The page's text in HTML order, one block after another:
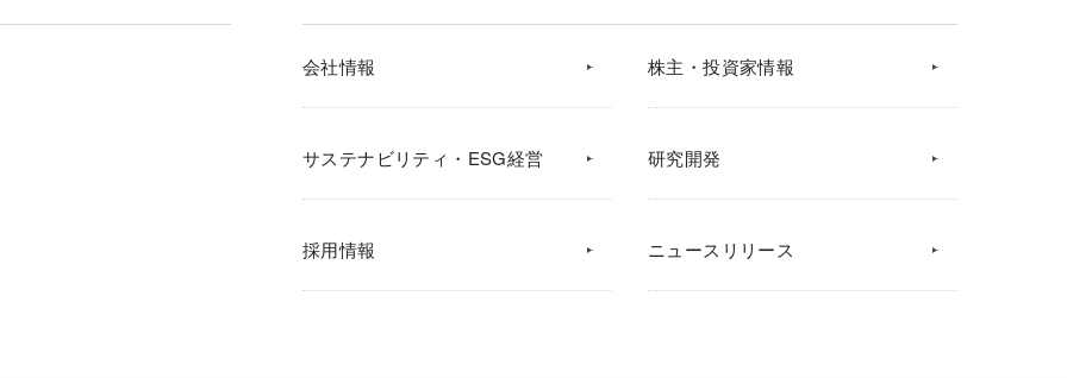
会社情報 株主・投資家情報
サステナビリティ・ESG経営 研究開発
採用情報 ニュースリリース